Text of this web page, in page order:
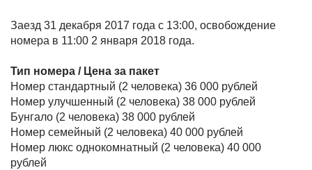
Заезд 31 декабря 2017 года с 13:00, освобождение
номера в 11:00 2 января 2018 года.
Тип номера / Цена за пакет
Номер стандартный (2 человека) 36 000 рублей
Номер улучшенный (2 человека) 38 000 рублей
Бунгало (2 человека) 38 000 рублей
Номер семейный (2 человека) 40 000 рублей
Номер люкс однокомнатный (2 человека) 40 000
рублей